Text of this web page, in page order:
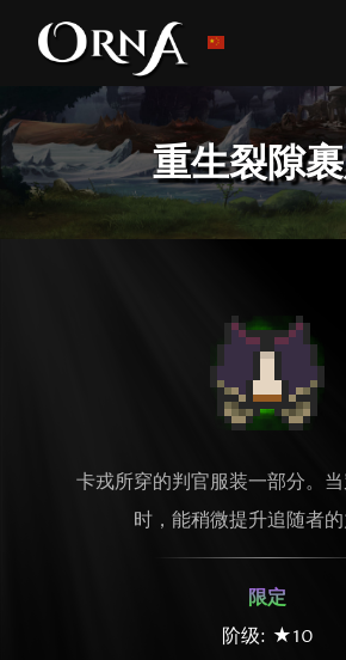
重生裂隙
卡戎所穿的判官服装一部分。
时，能稍微提升追随者的
限定
阶级: ★10